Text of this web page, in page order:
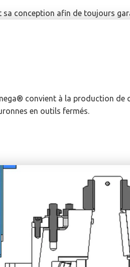
sa conception afin de toujours
convient à la production de
en outils fermés.